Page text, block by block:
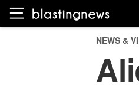
NEWS &